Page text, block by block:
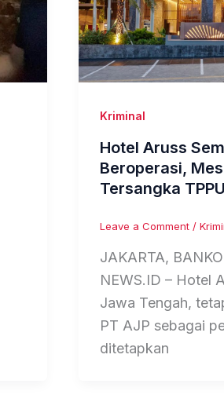
Kriminal
Hotel Aruss
Beroperasi,
Tersangka TPPU
Leave a Comment /
JAKARTA,
NEWS.ID – Hotel
Jawa Tengah,
PT AJP sebagai
ditetapkan